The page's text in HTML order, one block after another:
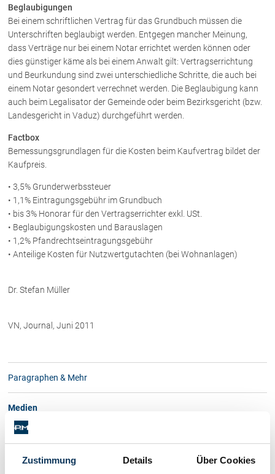
Zustimmung Details Über Cookies
Checkliste: GmbH-Gründung
Checkliste: Gewerbeanm. durch jur.
Person
Kontakt
Beglaubigungen
Bei einem schriftlichen Vertrag für das Grundbuch müssen die
Unterschriften beglaubigt werden. Entgegen mancher Meinung,
dass Verträge nur bei einem Notar errichtet werden können oder
dies günstiger käme als bei einem Anwalt gilt: Vertragserrichtung
und Beurkundung sind zwei unterschiedliche Schritte, die auch bei
einem Notar gesondert verrechnet werden. Die Beglaubigung kann
auch beim Legalisator der Gemeinde oder beim Bezirksgericht (bzw.
Landesgericht in Vaduz) durchgeführt werden.
Factbox
Bemessungsgrundlagen für die Kosten beim Kaufvertrag bildet der
Kaufpreis.
• 3,5% Grunderwerbssteuer
• 1,1% Eintragungsgebühr im Grundbuch
• bis 3% Honorar für den Vertragserrichter exkl. USt.
• Beglaubigungskosten und Barauslagen
• 1,2% Pfandrechtseintragungsgebühr
• Anteilige Kosten für Nutzwertgutachten (bei Wohnanlagen)
Dr. Stefan Müller
VN, Journal, Juni 2011
Paragraphen & Mehr
Medien
Archiv 2024
Archiv 2023
Archiv 2022